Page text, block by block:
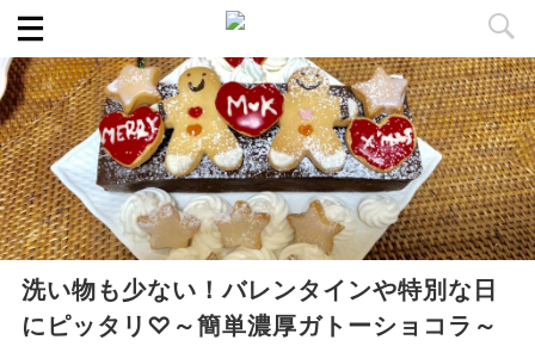
洗い物も少ない！バレンタインや特別な日
にピッタリ♡～簡単濃厚ガトーショコラ～